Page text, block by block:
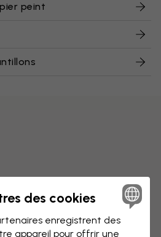
peint
des cookies
enregistrent des
appareil pour offrir une